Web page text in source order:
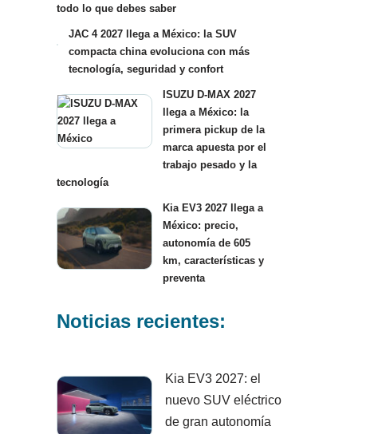
todo lo que debes saber
JAC 4 2027 llega a México: la SUV
compacta china evoluciona con más
tecnología, seguridad y confort
ISUZU D-MAX 2027
llega a México: la
primera pickup de la
marca apuesta por el
trabajo pesado y la
tecnología
Kia EV3 2027 llega a
México: precio,
autonomía de 605
km, características y
preventa
Noticias recientes:
Kia EV3 2027: el
nuevo SUV eléctrico
de gran autonomía